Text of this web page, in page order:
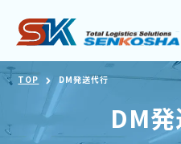
TOP DM発送代行
DM